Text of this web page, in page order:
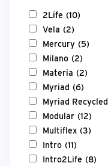
2Life (10)
Vela (2)
Mercury (5)
Milano (2)
Materia (2)
Myriad (6)
Myriad Recycled
Modular (12)
Multiflex (3)
Intro (11)
Intro2Life (8)